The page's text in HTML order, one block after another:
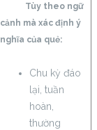
Tùy theo ngữ
cảnh mà xác định ý
nghĩa của quẻ:
Chu kỳ đáo
lại, tuần
hoàn,
thường